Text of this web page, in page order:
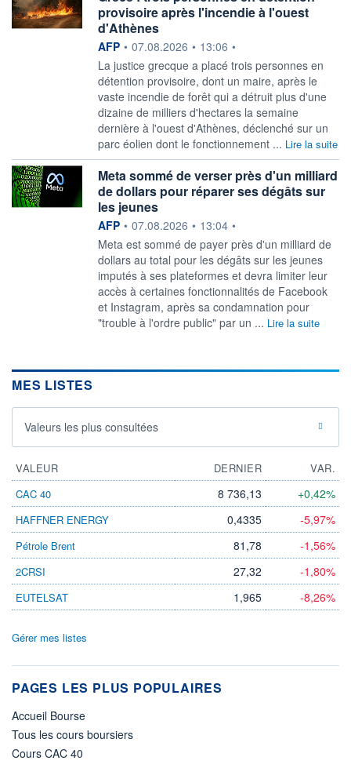
provisoire après l'incendie à l'ouest
d'Athènes
information fournie par
AFP • 07.08.2026 • 13:06 •
La justice grecque a placé trois personnes en
détention provisoire, dont un maire, après le
vaste incendie de forêt qui a détruit plus d'une
dizaine de milliers d'hectares la semaine
dernière à l'ouest d'Athènes, déclenché sur un
parc éolien dont le fonctionnement ... Lire la suite
Meta sommé de verser près d'un milliard
de dollars pour réparer ses dégâts sur
les jeunes
information fournie par
AFP • 07.08.2026 • 13:04 •
Meta est sommé de payer près d'un milliard de
dollars au total pour les dégâts sur les jeunes
imputés à ses plateformes et devra limiter leur
accès à certaines fonctionnalités de Facebook
et Instagram, après sa condamnation pour
"trouble à l'ordre public" par un ... Lire la suite
MES LISTES
Valeurs les plus consultées
VALEUR DERNIER
VAR.
CAC 40
8 736,13 +0,42%
HAFFNER ENERGY 0,4335 -5,97%
Pétrole Brent 81,78 -1,56%
2CRSI 27,32 -1,80%
EUTELSAT 1,965 -8,26%
Gérer mes listes
PAGES LES PLUS POPULAIRES
Accueil Bourse
Tous les cours boursiers
Cours CAC 40